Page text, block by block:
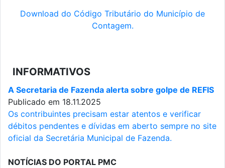
Download do Código Tributário do Município de
Contagem.
INFORMATIVOS
A Secretaria de Fazenda alerta sobre golpe de REFIS
Publicado em 18.11.2025
Os contribuintes precisam estar atentos e verificar
débitos pendentes e dívidas em aberto sempre no site
oficial da Secretária Municipal de Fazenda.
NOTÍCIAS DO PORTAL PMC